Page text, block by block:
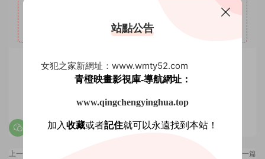
VIP優勢量大管飽。(注意：注冊登陸後在個人中心充值星鑽
會有贈送優惠，圖省事免登錄可忽略優惠。)
賞
上一篇 下一篇
站點公告
女犯之家新網址：www.wmty52.com
青橙映畫影視庫-導航網址：
www.qingchengyinghua.top
加入收藏或者記住就可以永遠找到本站！